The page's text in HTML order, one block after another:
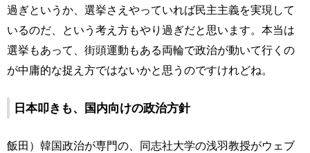
過ぎというか、選挙さえやっていれば民主主義を実現して
いるのだ、という考え方もやり過ぎだと思います。本当は
選挙もあって、街頭運動もある両輪で政治が動いて行くの
が中庸的な捉え方ではないかと思うのですけれどね。
日本叩きも、国内向けの政治方針
飯田）韓国政治が専門の、同志社大学の浅羽教授がウェブ